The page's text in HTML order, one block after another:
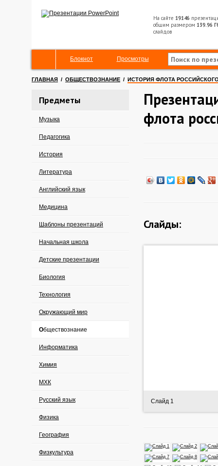
На сайте 19146
общим размером 139.96
слайдов
Блокнот Просмотры
ГЛАВНАЯ / ОБЩЕСТВОЗНАНИЕ / ИСТОРИЯ ФЛОТА
Предметы
Музыка
Педагогика
История
Литература
Английский язык
Медицина
Шаблоны презентаций
Начальная школа
Детские презентации
Биология
Технология
Окружающий мир
Обществознание
Информатика
Химия
МХК
Русский язык
Физика
География
Физкультура
флота
Слайды:
Слайд 1